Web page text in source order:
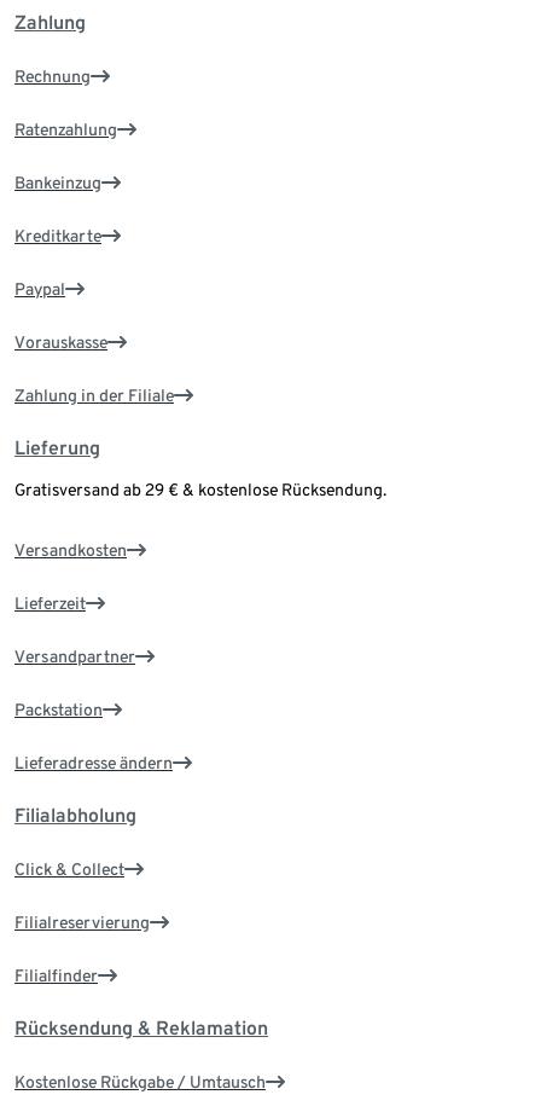
Zahlung
Rechnung
Ratenzahlung
Bankeinzug
Kreditkarte
Paypal
Vorauskasse
Zahlung in der Filiale
Lieferung
Gratisversand ab 29 € & kostenlose Rücksendung.
Versandkosten
Lieferzeit
Versandpartner
Packstation
Lieferadresse ändern
Filialabholung
Click & Collect
Filialreservierung
Filialfinder
Rücksendung & Reklamation
Kostenlose Rückgabe / Umtausch